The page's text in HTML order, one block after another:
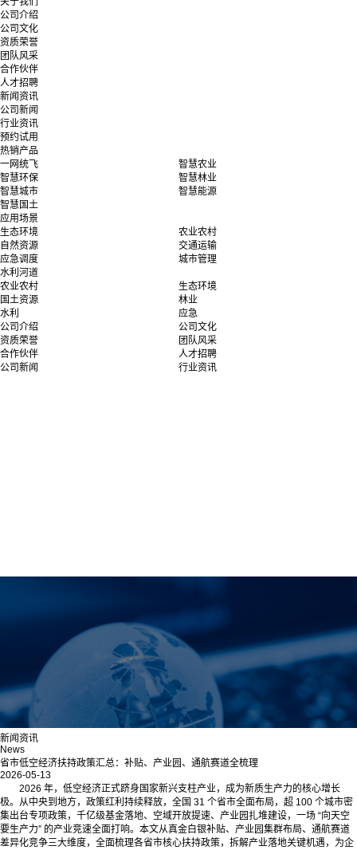
公司介绍
公司文化
资质荣誉
团队风采
合作伙伴
人才招聘
新闻资讯
公司新闻
行业资讯
预约试用
热销产品
一网统飞
智慧农业
智慧环保
智慧林业
智慧城市
智慧能源
智慧国土
应用场景
生态环境
农业农村
自然资源
交通运输
应急调度
城市管理
水利河道
农业农村
生态环境
国土资源
林业
水利
应急
公司介绍
公司文化
资质荣誉
团队风采
合作伙伴
人才招聘
公司新闻
行业资讯
新闻资讯
News
省市低空经济扶持政策汇总：补贴、产业园、通航赛道全梳理
2026-05-13
2026 年，低空经济正式跻身国家新兴支柱产业，成为新质生产力的核心增长
极。从中央到地方，政策红利持续释放，全国 31 个省市全面布局，超 100 个城市密
集出台专项政策，千亿级基金落地、空域开放提速、产业园扎堆建设，一场 “向天空
要生产力” 的产业竞速全面打响。本文从真金白银补贴、产业园集群布局、通航赛道
差异化竞争三大维度，全面梳理各省市核心扶持政策，拆解产业落地关键机遇，为企